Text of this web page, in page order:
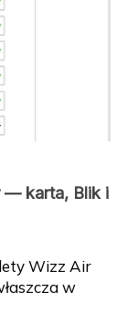
— karta, Blik i
Wizz Air
w